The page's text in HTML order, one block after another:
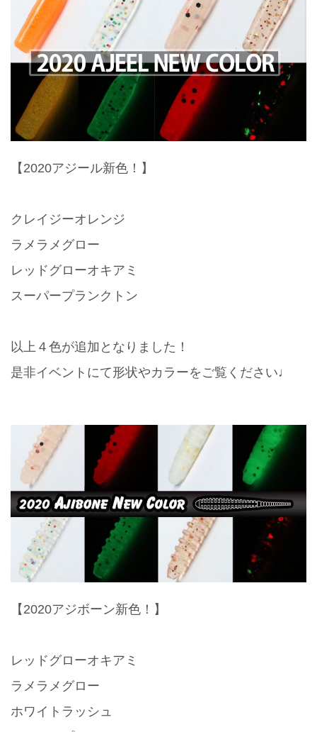
【2020アジール新色！】
クレイジーオレンジ
ラメラメグロー
レッドグローオキアミ
スーパープランクトン
以上４色が追加となりました！
是非イベントにて形状やカラーをご覧ください♩
【2020アジボーン新色！】
レッドグローオキアミ
ラメラメグロー
ホワイトラッシュ